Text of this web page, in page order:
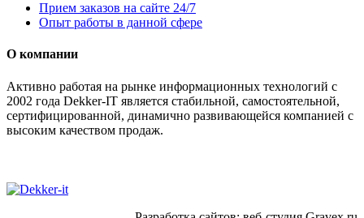
Прием заказов на сайте 24/7
Опыт работы в данной сфере
О компании
Активно работая на рынке информационных технологий с
2002 года Dekker-IT является стабильной, самостоятельной,
сертифицированной, динамично развивающейся компанией с
высоким качеством продаж.